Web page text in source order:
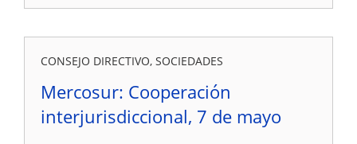
CONSEJO DIRECTIVO, SOCIEDADES
Mercosur: Cooperación
interjurisdiccional, 7 de mayo